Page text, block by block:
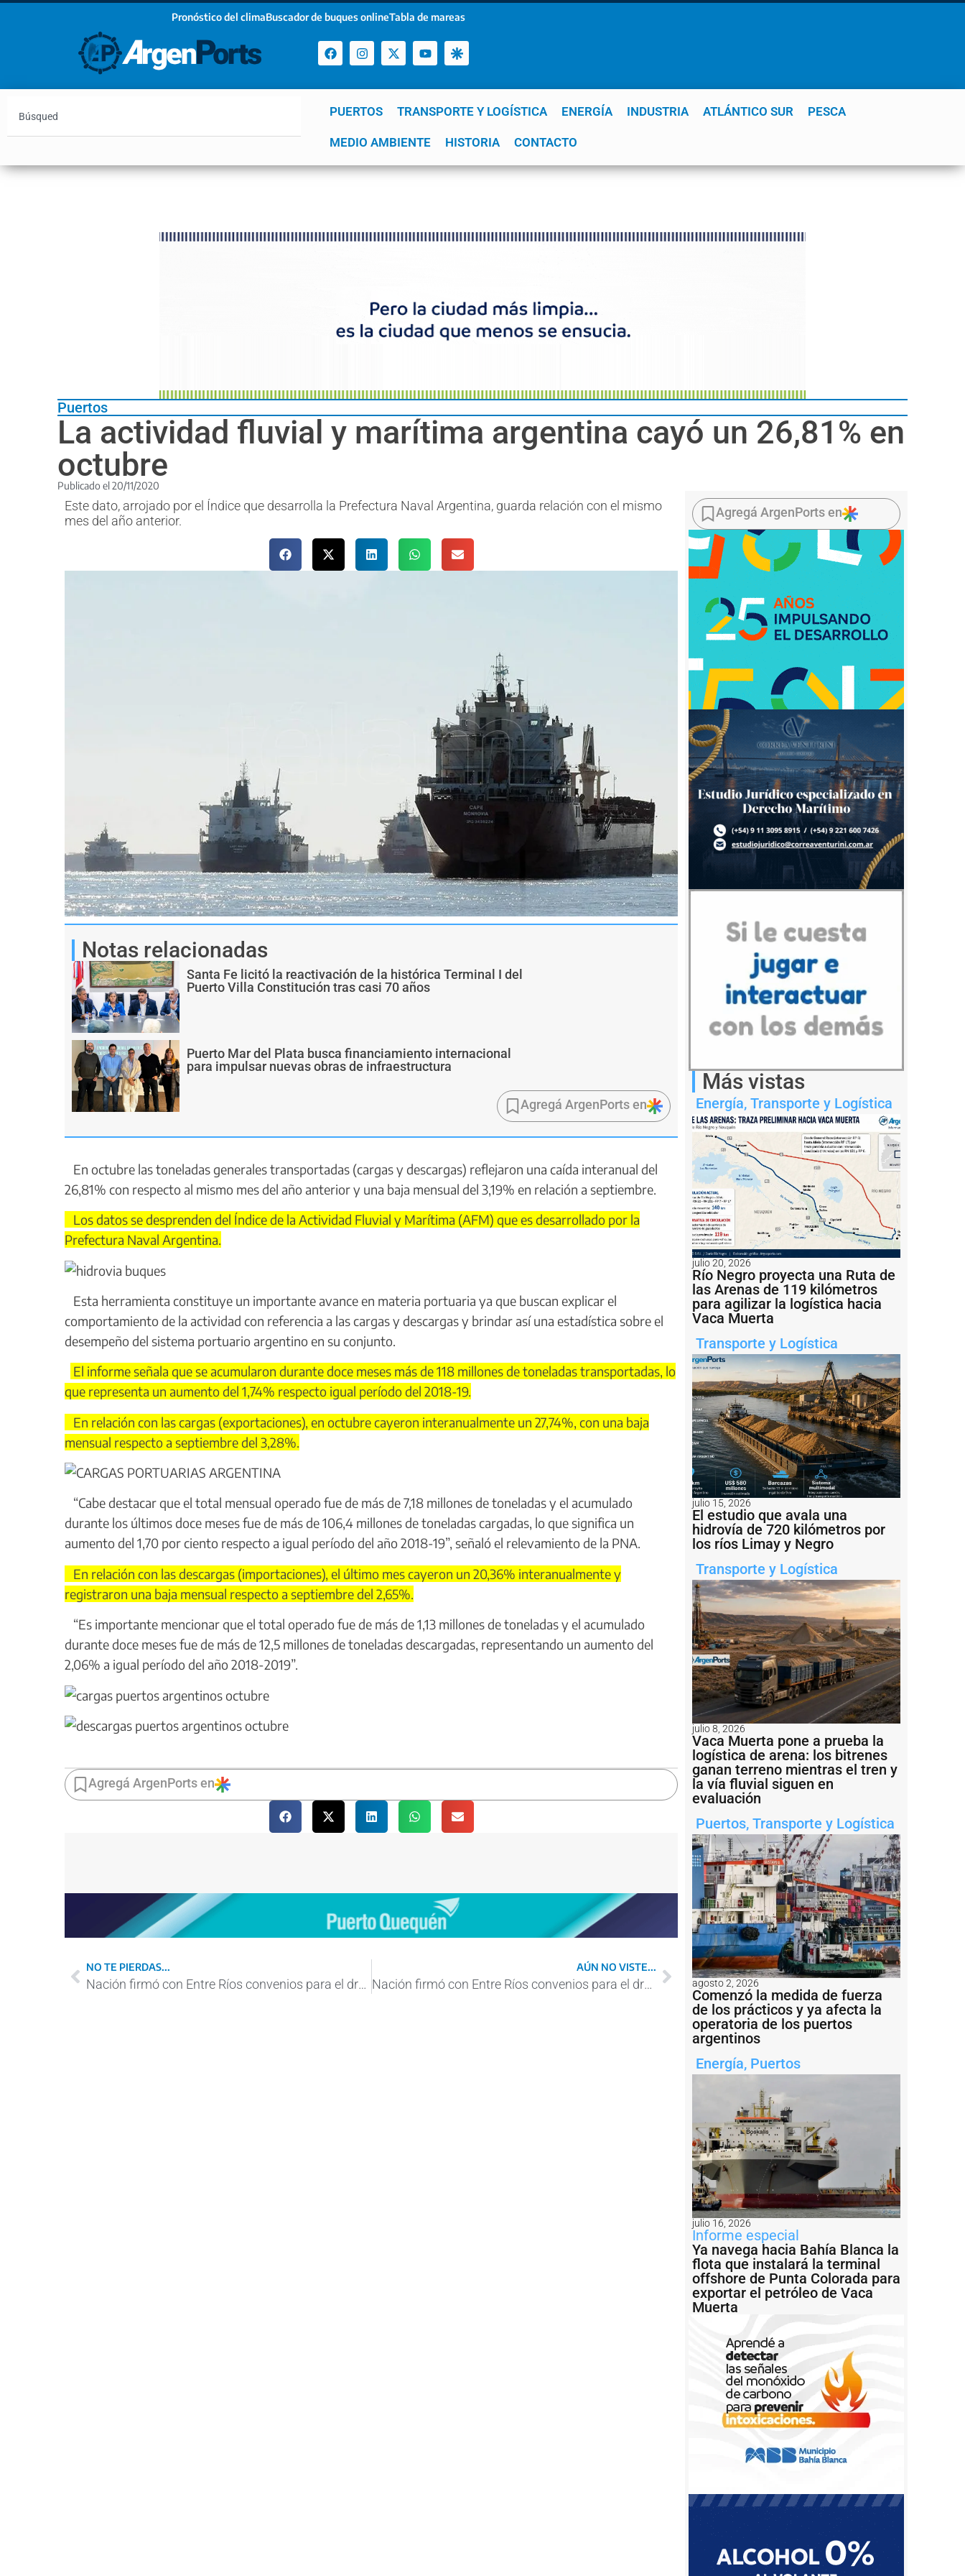
Pronóstico del climaBuscador de buques onlineTabla de mareas
PUERTOS TRANSPORTE Y LOGÍSTICA ENERGÍA INDUSTRIA ATLÁNTICO SUR PESCA
MEDIO AMBIENTE HISTORIA CONTACTO
YPF GNL Mar del Plata Patagonia Quequén
Puertos
La actividad fluvial y marítima argentina cayó un 26,81% en
octubre
Publicado el 20/11/2020
Este dato, arrojado por el Índice que desarrolla la Prefectura Naval Argentina, guarda relación con el mismo
mes del año anterior.
Notas relacionadas
Santa Fe licitó la reactivación de la histórica Terminal I del
Puerto Villa Constitución tras casi 70 años
Puerto Mar del Plata busca financiamiento internacional
para impulsar nuevas obras de infraestructura
Agregá ArgenPorts en
En octubre las toneladas generales transportadas (cargas y descargas) reflejaron una caída interanual del
26,81% con respecto al mismo mes del año anterior y una baja mensual del 3,19% en relación a septiembre.
Los datos se desprenden del Índice de la Actividad Fluvial y Marítima (AFM) que es desarrollado por la
Prefectura Naval Argentina.
Esta herramienta constituye un importante avance en materia portuaria ya que buscan explicar el
comportamiento de la actividad con referencia a las cargas y descargas y brindar así una estadística sobre el
desempeño del sistema portuario argentino en su conjunto.
El informe señala que se acumularon durante doce meses más de 118 millones de toneladas transportadas, lo
que representa un aumento del 1,74% respecto igual período del 2018-19.
En relación con las cargas (exportaciones), en octubre cayeron interanualmente un 27,74%, con una baja
mensual respecto a septiembre del 3,28%.
“Cabe destacar que el total mensual operado fue de más de 7,18 millones de toneladas y el acumulado
durante los últimos doce meses fue de más de 106,4 millones de toneladas cargadas, lo que significa un
aumento del 1,70 por ciento respecto a igual período del año 2018-19”, señaló el relevamiento de la PNA.
En relación con las descargas (importaciones), el último mes cayeron un 20,36% interanualmente y
registraron una baja mensual respecto a septiembre del 2,65%.
“Es importante mencionar que el total operado fue de más de 1,13 millones de toneladas y el acumulado
durante doce meses fue de más de 12,5 millones de toneladas descargadas, representando un aumento del
2,06% a igual período del año 2018-2019”.
Agregá ArgenPorts en
NO TE PIERDAS...
Nación firmó con Entre Ríos convenios para el dragado de los puertos de Ibicuy y Diamante
AÚN NO VISTE...
Nación firmó con Entre Ríos convenios para el dragado de los puertos de Ibicuy y Diamante
Agregá ArgenPorts en
Más vistas
Energía, Transporte y Logística
julio 20, 2026
Río Negro proyecta una Ruta de
las Arenas de 119 kilómetros
para agilizar la logística hacia
Vaca Muerta
Transporte y Logística
julio 15, 2026
El estudio que avala una
hidrovía de 720 kilómetros por
los ríos Limay y Negro
Transporte y Logística
julio 8, 2026
Vaca Muerta pone a prueba la
logística de arena: los bitrenes
ganan terreno mientras el tren y
la vía fluvial siguen en
evaluación
Puertos, Transporte y Logística
agosto 2, 2026
Comenzó la medida de fuerza
de los prácticos y ya afecta la
operatoria de los puertos
argentinos
Energía, Puertos
julio 16, 2026
Informe especial
Ya navega hacia Bahía Blanca la
flota que instalará la terminal
offshore de Punta Colorada para
exportar el petróleo de Vaca
Muerta
¡Sumate a nuestro Newsletter!
Email
Estoy de acuerdo con las condiciones y políticas de